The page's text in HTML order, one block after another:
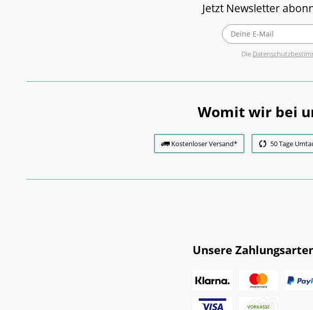
Jetzt Newsletter
Die
Womit wir bei
Kostenloser Versand* 50 Tage
Unsere